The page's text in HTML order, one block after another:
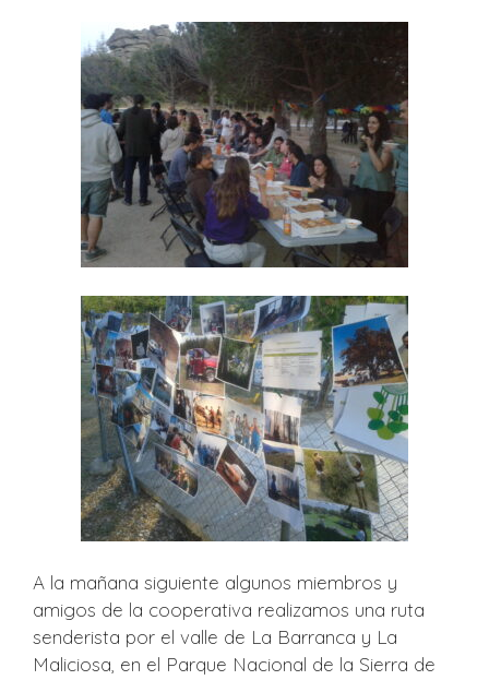
A la mañana siguiente algunos miembros y
amigos de la cooperativa realizamos una ruta
senderista por el valle de La Barranca y La
Maliciosa, en el Parque Nacional de la Sierra de